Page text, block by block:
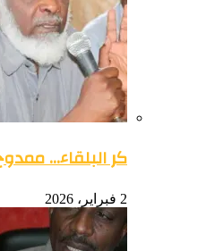
كر البلقاء…
2 فبراير، 2026